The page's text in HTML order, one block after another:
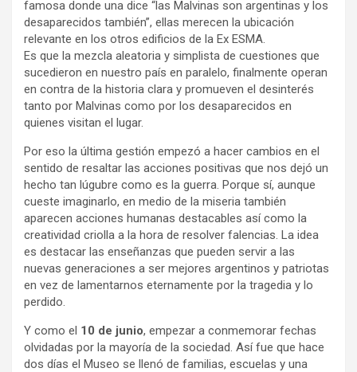
famosa donde una dice “las Malvinas son argentinas y los
desaparecidos también”, ellas merecen la ubicación
relevante en los otros edificios de la Ex ESMA.
Es que la mezcla aleatoria y simplista de cuestiones que
sucedieron en nuestro país en paralelo, finalmente operan
en contra de la historia clara y promueven el desinterés
tanto por Malvinas como por los desaparecidos en
quienes visitan el lugar.
Por eso la última gestión empezó a hacer cambios en el
sentido de resaltar las acciones positivas que nos dejó un
hecho tan lúgubre como es la guerra. Porque sí, aunque
cueste imaginarlo, en medio de la miseria también
aparecen acciones humanas destacables así como la
creatividad criolla a la hora de resolver falencias. La idea
es destacar las enseñanzas que pueden servir a las
nuevas generaciones a ser mejores argentinos y patriotas
en vez de lamentarnos eternamente por la tragedia y lo
perdido.
Y como el 10 de junio, empezar a conmemorar fechas
olvidadas por la mayoría de la sociedad. Así fue que hace
dos días el Museo se llenó de familias, escuelas y una